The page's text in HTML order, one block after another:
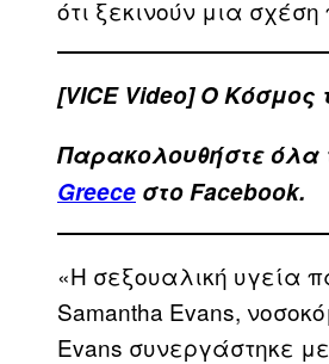
ότι ξεκινούν μια
[VICE Video] Ο Κόσμος
Παρακολουθήστε όλα
Greece στο Facebook.
«Η σεξουαλική υγεία
Samantha Evans,
Evans συνεργάστηκε